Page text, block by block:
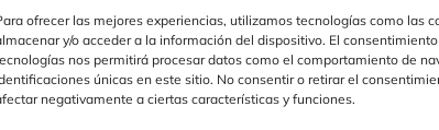
ofrecer las mejores experiencias, utilizamos tecnologías como las
y/o acceder a la información del dispositivo. El
nos permitirá procesar datos como el comportamiento de
únicas en este sitio. No consentir o retirar el
negativamente a ciertas características y funciones.
con flores brillantes que capturan la luz; falda
el look encantador.
y quitar el vestido, permitiendo total libertad de
que lo hacen irresistible para cualquier